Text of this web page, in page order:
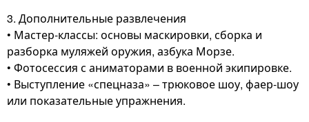
3. Дополнительные развлечения
• Мастер-классы: основы маскировки, сборка и
разборка муляжей оружия, азбука Морзе.
• Фотосессия с аниматорами в военной экипировке.
• Выступление «спецназа» – трюковое шоу, фаер-шоу
или показательные упражнения.